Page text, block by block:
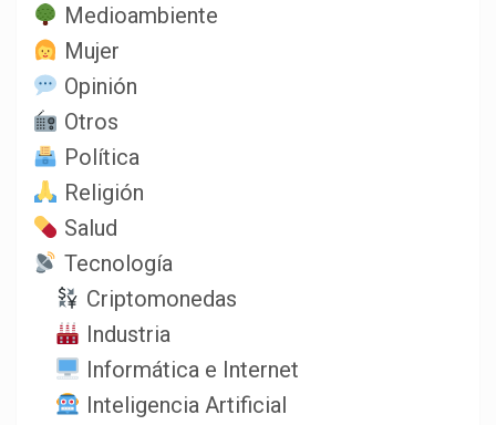
Medioambiente
Mujer
Opinión
Otros
Política
Religión
Salud
Tecnología
Criptomonedas
Industria
Informática e Internet
Inteligencia Artificial